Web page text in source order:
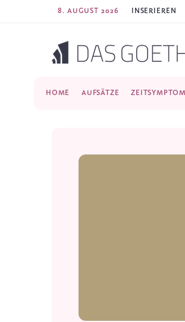
8. AUGUST 2026 INSERIEREN
HOME AUFSÄTZE